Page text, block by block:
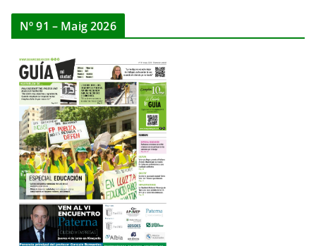
Nº 91 – Maig 2026